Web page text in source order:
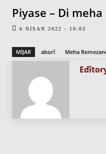
Piyase – Di
6 NISAN 2022 - 10:03
MIJAR aborî Meha